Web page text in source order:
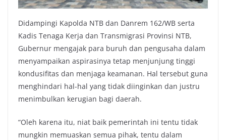
Didampingi Kapolda NTB dan Danrem 162/WB serta
Kadis Tenaga Kerja dan Transmigrasi Provinsi NTB,
Gubernur mengajak para buruh dan pengusaha dalam
menyampaikan aspirasinya tetap menjunjung tinggi
kondusifitas dan menjaga keamanan. Hal tersebut guna
menghindari hal-hal yang tidak diinginkan dan justru
menimbulkan kerugian bagi daerah.
“Oleh karena itu, niat baik pemerintah ini tentu tidak
mungkin memuaskan semua pihak, tentu dalam